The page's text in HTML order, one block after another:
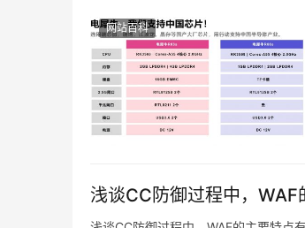
网站百科
浅谈CC防御过程中，WAF